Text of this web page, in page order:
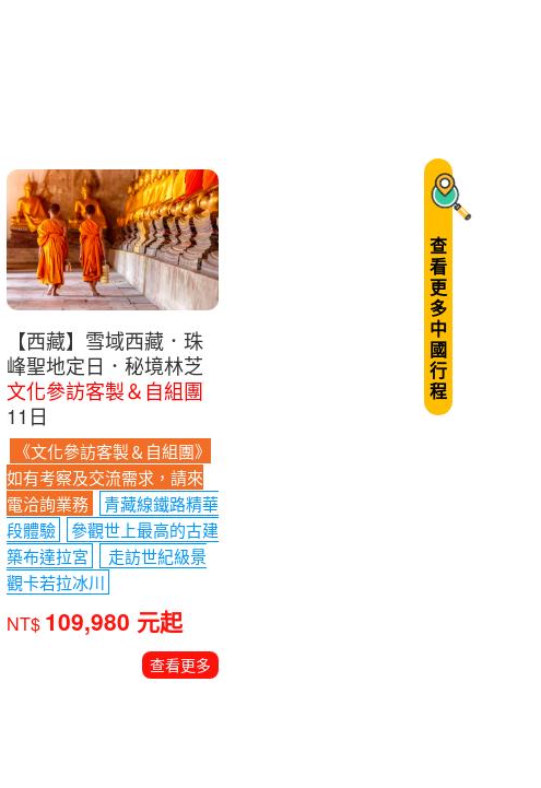
【西藏】雪域西藏．珠
峰聖地定日．秘境林芝
文化參訪客製＆自組團
11日
《文化參訪客製＆自組團》
如有考察及交流需求，請來
電洽詢業務
青藏線鐵路精華
段體驗
參觀世上最高的古建
築布達拉宮
走訪世紀級景
觀卡若拉冰川
NT$ 109,980 元起
查看更多
查
看
更
多
中
國
行
程